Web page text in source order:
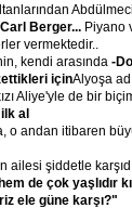
Carl Berger... Piyano
vermektedir..
kendi arasında -
içinAlyoşa
Aliye'yle de bir
al
o andan itibaren
ailesi şiddetle
de çok yaşlıdır
ele güne karşı?"